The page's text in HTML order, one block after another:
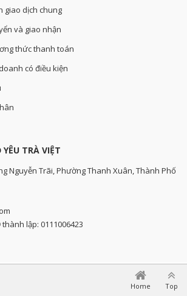
Home Top
giao dịch chung
và giao nhận
thức thanh toán
có điều kiện
TRÀ VIỆT
Nguyễn Trãi, Phường Thanh Xuân, Thành Phố
lập: 0111006423